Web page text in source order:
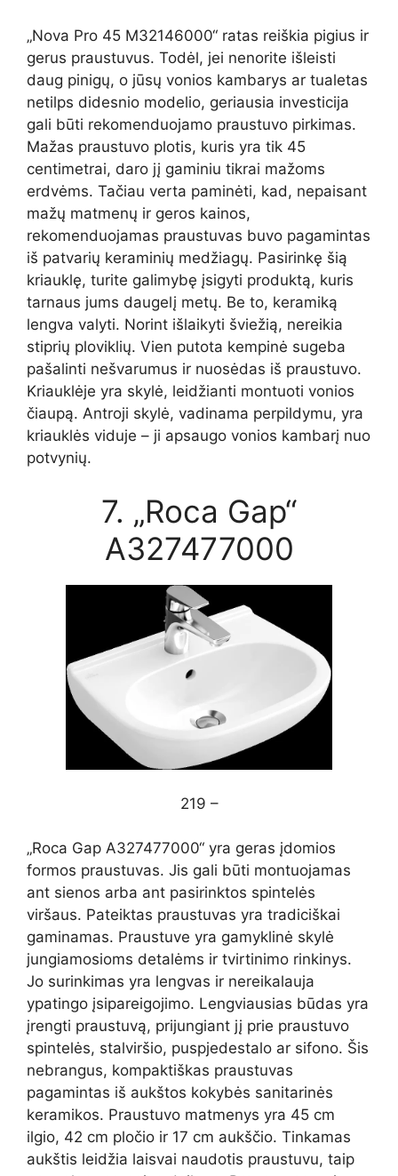
„Nova Pro 45 M32146000“ ratas reiškia pigius ir
gerus praustuvus. Todėl, jei nenorite išleisti
daug pinigų, o jūsų vonios kambarys ar tualetas
netilps didesnio modelio, geriausia investicija
gali būti rekomenduojamo praustuvo pirkimas.
Mažas praustuvo plotis, kuris yra tik 45
centimetrai, daro jį gaminiu tikrai mažoms
erdvėms. Tačiau verta paminėti, kad, nepaisant
mažų matmenų ir geros kainos,
rekomenduojamas praustuvas buvo pagamintas
iš patvarių keraminių medžiagų. Pasirinkę šią
kriauklę, turite galimybę įsigyti produktą, kuris
tarnaus jums daugelį metų. Be to, keramiką
lengva valyti. Norint išlaikyti šviežią, nereikia
stiprių ploviklių. Vien putota kempinė sugeba
pašalinti nešvarumus ir nuosėdas iš praustuvo.
Kriauklėje yra skylė, leidžianti montuoti vonios
čiaupą. Antroji skylė, vadinama perpildymu, yra
kriauklės viduje – ji apsaugo vonios kambarį nuo
potvynių.
7. „Roca Gap“
A327477000
219 –
„Roca Gap A327477000“ yra geras įdomios
formos praustuvas. Jis gali būti montuojamas
ant sienos arba ant pasirinktos spintelės
viršaus. Pateiktas praustuvas yra tradiciškai
gaminamas. Praustuve yra gamyklinė skylė
jungiamosioms detalėms ir tvirtinimo rinkinys.
Jo surinkimas yra lengvas ir nereikalauja
ypatingo įsipareigojimo. Lengviausias būdas yra
įrengti praustuvą, prijungiant jį prie praustuvo
spintelės, stalviršio, puspjedestalo ar sifono. Šis
nebrangus, kompaktiškas praustuvas
pagamintas iš aukštos kokybės sanitarinės
keramikos. Praustuvo matmenys yra 45 cm
ilgio, 42 cm pločio ir 17 cm aukščio. Tinkamas
aukštis leidžia laisvai naudotis praustuvu, taip